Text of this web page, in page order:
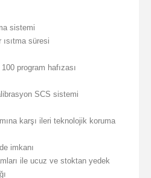
sistemi
süresi
program hafızası
SCS sistemi
karşı ileri teknolojik koruma
imkanı
ile ucuz ve stoktan yedek